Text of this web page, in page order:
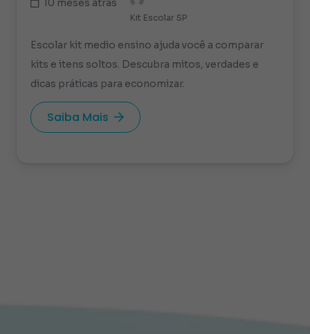
10 meses atrás
Kit Escolar SP
Escolar kit medio ensino ajuda você a comparar
kits e itens soltos. Descubra mitos, verdades e
dicas práticas para economizar.
Saiba Mais